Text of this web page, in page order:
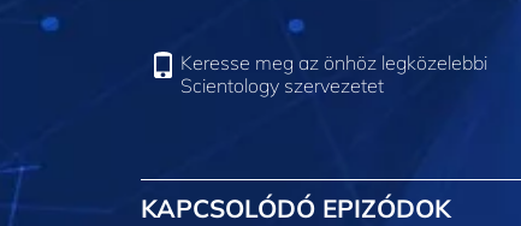
Keresse meg az önhöz legközelebbi
Scientology szervezetet
KAPCSOLÓDÓ EPIZÓDOK